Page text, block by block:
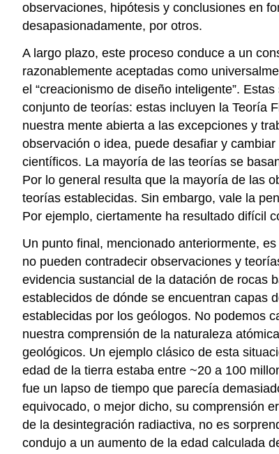
observaciones, hipótesis y conclusiones en
desapasionadamente, por otros.
A largo plazo, este proceso conduce a un
razonablemente aceptadas como
el “creacionismo de diseño inteligente”.
conjunto de teorías: estas incluyen la Teoría
nuestra mente abierta a las excepciones y
observación o idea, puede desafiar y
científicos. La mayoría de las teorías se
Por lo general resulta que la mayoría de las
teorías establecidas. Sin embargo, vale la
Por ejemplo, ciertamente ha resultado difícil
Un punto final, mencionado anteriormente,
no pueden contradecir observaciones y
evidencia sustancial de la datación de rocas
establecidos de dónde se encuentran capas
establecidas por los geólogos. No podemos
nuestra comprensión de la naturaleza
geológicos. Un ejemplo clásico de esta
edad de la tierra estaba entre ~20 a 100
fue un lapso de tiempo que parecía
equivocado, o mejor dicho, su comprensión
de la desintegración radiactiva, no es
condujo a un aumento de la edad calculada